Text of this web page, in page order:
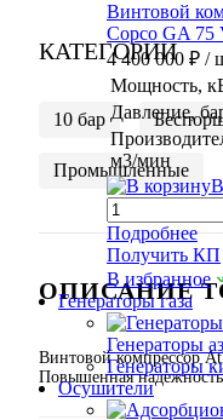
Винтовой
Copco GA 75
4 400 000 ₽ /
Мощность,
Давление,
м3/мин
Подробнее
Получить КП
В избранное
Генераторы газа
Генераторы
Генераторы
Осушители
КАТЕГОРИИ
10 бар
Промышленные
ОПИСАНИЕ
Винтовой компрессор
Повышенная надежность